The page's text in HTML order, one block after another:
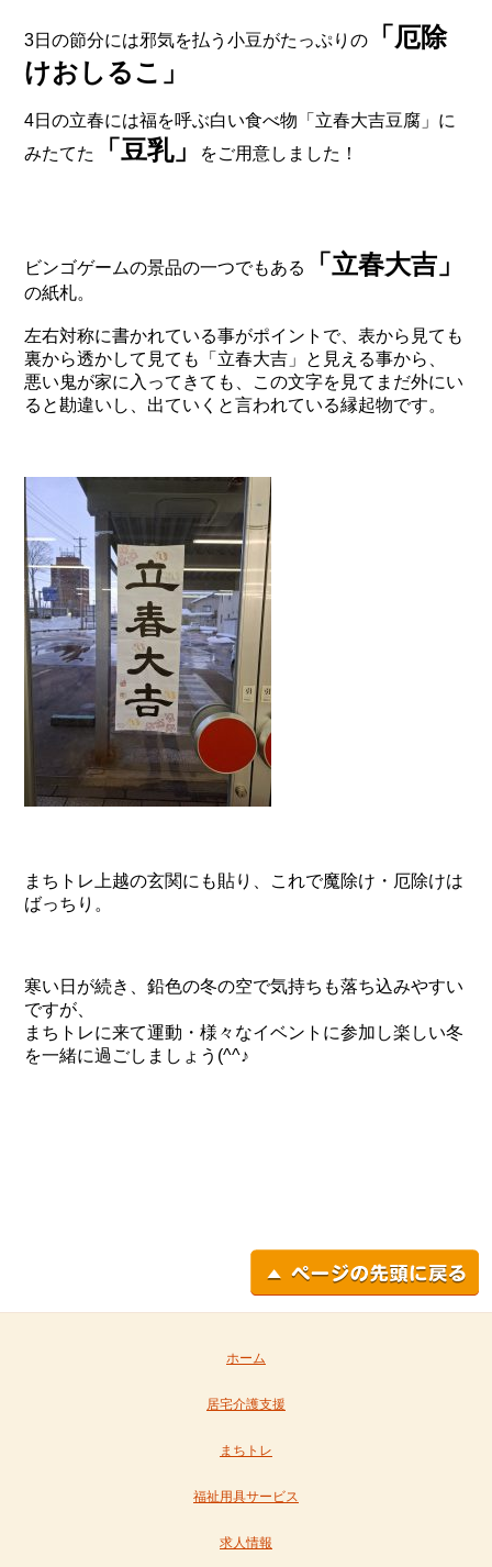
3日の節分には邪気を払う小豆がたっぷりの「厄除
けおしるこ」
4日の立春には福を呼ぶ白い食べ物「立春大吉豆腐」に
みたてた
「豆乳」 をご用意しました！
ビンゴゲームの景品の一つでもある 「立春大吉」
の紙札。
左右対称に書かれている事がポイントで、表から見ても
裏から透かして見ても「立春大吉」と見える事から、
悪い鬼が家に入ってきても、この文字を見てまだ外にい
ると勘違いし、出ていくと言われている縁起物です。
まちトレ上越の玄関にも貼り、これで魔除け・厄除けは
ばっちり。
寒い日が続き、鉛色の冬の空で気持ちも落ち込みやすい
ですが、
まちトレに来て運動・様々なイベントに参加し楽しい冬
を一緒に過ごしましょう(^^♪
ホーム
居宅介護支援
まちトレ
福祉用具サービス
求人情報